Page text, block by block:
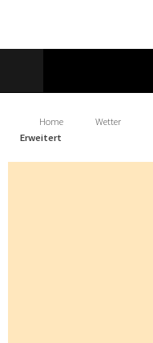
Home Wetter
Erweitert